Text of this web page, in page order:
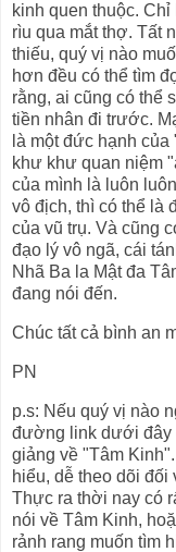
kinh quen thuộc.
rìu qua mắt thợ. Tất
thiếu, quý vị nào
hơn đều có thể tìm
rằng, ai cũng có thể
tiền nhân đi trước.
là một đức hạnh
khư khư quan niệm
của mình là luôn
vô địch, thì có thể là
của vũ trụ. Và cũng
đạo lý vô ngã, cái
Nhã Ba la Mật đa
đang nói đến.
Chúc tất cả bình an
PN
p.s: Nếu quý vị nào
đường link dưới đây
giảng về "Tâm
hiểu, dễ theo dõi
Thực ra thời nay có
nói về Tâm Kinh,
rảnh rang muốn tìm